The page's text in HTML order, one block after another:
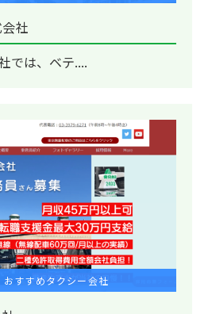
社
では、ベテ....
おすすめタクシー会社